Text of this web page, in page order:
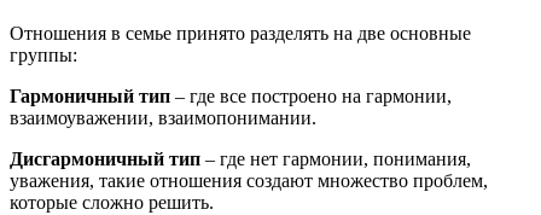
Отношения в семье принято разделять на две основные
группы:
Гармоничный тип – где все построено на гармонии,
взаимоуважении, взаимопонимании.
Дисгармоничный тип – где нет гармонии, понимания,
уважения, такие отношения создают множество проблем,
которые сложно решить.